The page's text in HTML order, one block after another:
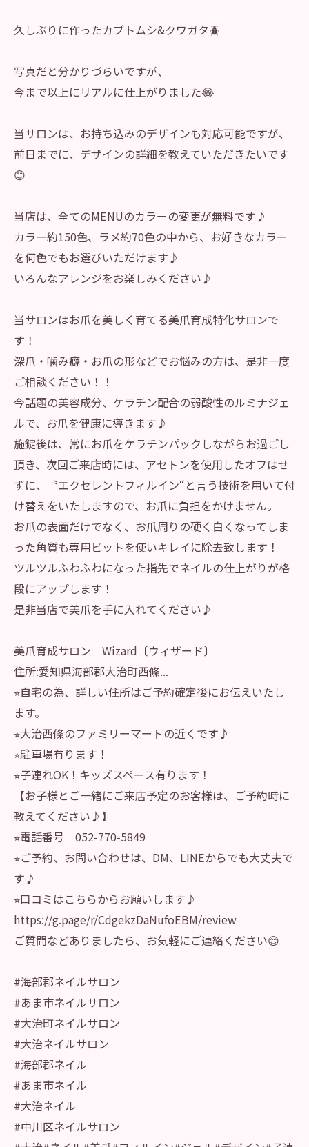
久しぶりに作ったカブトムシ&クワガタ🪲
写真だと分かりづらいですが、
今まで以上にリアルに仕上がりました😂
当サロンは、お持ち込みのデザインも対応可能ですが、
前日までに、デザインの詳細を教えていただきたいです
😊
当店は、全てのMENUのカラーの変更が無料です♪
カラー約150色、ラメ約70色の中から、お好きなカラー
を何色でもお選びいただけます♪
いろんなアレンジをお楽しみください♪
当サロンはお爪を美しく育てる美爪育成特化サロンで
す！
深爪・噛み癖・お爪の形などでお悩みの方は、是非一度
ご相談ください！！
今話題の美容成分、ケラチン配合の弱酸性のルミナジェ
ルで、お爪を健康に導きます♪
施錠後は、常にお爪をケラチンパックしながらお過ごし
頂き、次回ご来店時には、アセトンを使用したオフはせ
ずに、〝エクセレントフィルイン“と言う技術を用いて付
け替えをいたしますので、お爪に負担をかけません。
お爪の表面だけでなく、お爪周りの硬く白くなってしま
った角質も専用ビットを使いキレイに除去致します！
ツルツルふわふわになった指先でネイルの仕上がりが格
段にアップします！
是非当店で美爪を手に入れてください♪
美爪育成サロン Wizard〔ウィザード〕
住所:愛知県海部郡大治町西條...
⭐︎自宅の為、詳しい住所はご予約確定後にお伝えいたし
ます。
⭐︎大治西條のファミリーマートの近くです♪
⭐︎駐車場有ります！
⭐︎子連れOK！キッズスペース有ります！
【お子様とご一緒にご来店予定のお客様は、ご予約時に
教えてください♪】
⭐︎電話番号 052-770-5849
⭐︎ご予約、お問い合わせは、DM、LINEからでも大丈夫で
す♪
⭐︎口コミはこちらからお願いします♪
https://g.page/r/CdgekzDaNufoEBM/review
ご質問などありましたら、お気軽にご連絡ください😊
#海部郡ネイルサロン
#あま市ネイルサロン
#大治町ネイルサロン
#大治ネイルサロン
#海部郡ネイル
#あま市ネイル
#大治ネイル
#中川区ネイルサロン